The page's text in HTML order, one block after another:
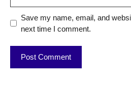
Save my name, email, and
next time I comment.